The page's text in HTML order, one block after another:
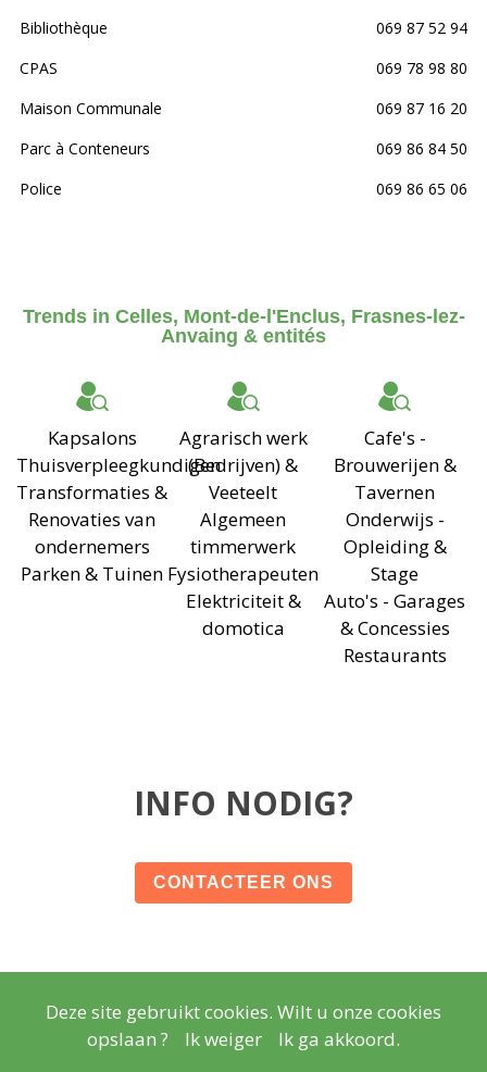
Bibliothèque
069 87 52 94
CPAS
069 78 98 80
Maison Communale
069 87 16 20
Parc à Conteneurs
069 86 84 50
Police
069 86 65 06
Trends in Celles, Mont-de-l'Enclus, Frasnes-lez-
Anvaing & entités
Kapsalons
Thuisverpleegkundigen
Transformaties &
Renovaties van
ondernemers
Parken & Tuinen
Agrarisch werk
(Bedrijven) &
Veeteelt
Algemeen
timmerwerk
Fysiotherapeuten
Elektriciteit &
domotica
Cafe's -
Brouwerijen &
Tavernen
Onderwijs -
Opleiding &
Stage
Auto's - Garages
& Concessies
Restaurants
INFO NODIG?
CONTACTEER ONS
© CopyrightWettelijke vermeldingen - Copyright2026
RealisatieLisara Agency
Deze site gebruikt cookies. Wilt u onze cookies
opslaan ?
Ik weiger Ik ga akkoord.